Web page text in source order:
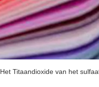
Het Titaandioxide van het